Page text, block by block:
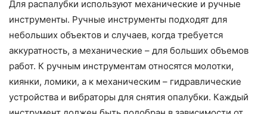
Для распалубки используют механические и ручные
инструменты. Ручные инструменты подходят для
небольших объектов и случаев, когда требуется
аккуратность, а механические – для больших объемов
работ. К ручным инструментам относятся молотки,
киянки, ломики, а к механическим – гидравлические
устройства и вибраторы для снятия опалубки. Каждый